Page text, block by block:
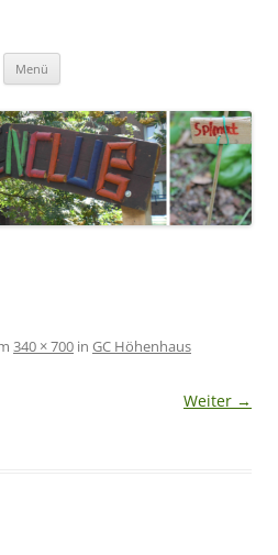
Menü
340 × 700 in GC Höhenhaus
Weiter →